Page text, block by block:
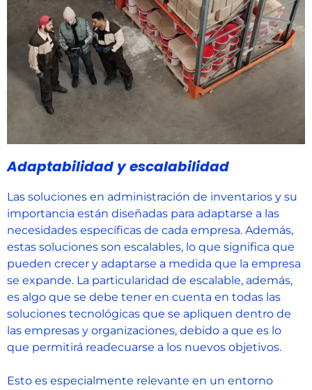
Adaptabilidad y escalabilidad
Las soluciones en administración de inventarios y su
importancia están diseñadas para adaptarse a las
necesidades específicas de cada empresa. Además,
estas soluciones son escalables, lo que significa que
pueden crecer y adaptarse a medida que la empresa
se expande. La particularidad de escalable, además,
es algo que se debe tener en cuenta en todas las
soluciones tecnológicas que se apliquen dentro de
las empresas y organizaciones, debido a que es lo
que permitirá readecuarse a los nuevos objetivos.
Esto es especialmente relevante en un entorno